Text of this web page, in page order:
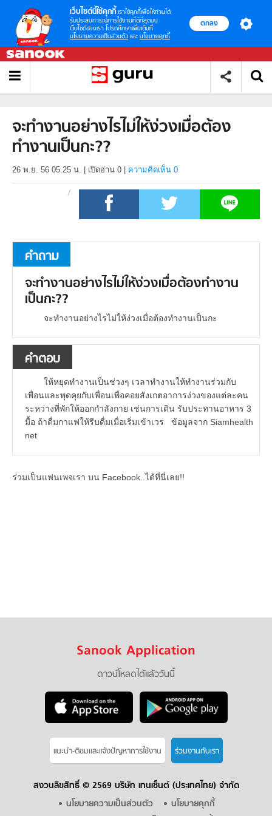
เว็บไซต์นี้ใช้คุกกี้ เราใช้คุกกี้เพื่อให้ท่านได้
รับประสบการณ์การใช้งานที่ดีที่สุดบน
เว็บไซต์ของเรา โปรดศึกษาเพิ่มเติมที่
นโยบายความเป็นส่วนตัว และ นโยบายคุกกี้
ตกลง
จะทำงานอย่างไรไม่ให้ง่วงเมื่อต้อง
ทำงานเป็นกะ??
26 พ.ย. 56 05.25 น. เปิดอ่าน 0 ความคิดเห็น 0
คำถาม
จะทำงานอย่างไรไม่ให้ง่วงเมื่อต้องทำงาน
เป็นกะ??
จะทำงานอย่างไรไม่ให้ง่วงเมื่อต้องทำงานเป็นกะ
คำตอบ
ให้หยุดทำงานเป็นช่วงๆ เวลาทำงานให้ทำงานร่วมกับ
เพื่อนและพุดคุยกับเพื่อนเพื่อคอยสังเกตอาการง่วงของแต่ละคน
ระหว่างที่พักให้ออกกำลังกาย เช่นการเดิน รับประทานอาหาร 3
มื้อ ถ้าดื่มกาแฟให้รีบดื่มเมื่อเริ่มเข้าเวร ข้อมูลจาก Siamhealth
net
ร่วมเป็นแฟนเพจเรา บน Facebook..ได้ที่นี่เลย!!
Sanook Application
ดาวน์โหลดได้แล้ววันนี้
แนะนำ-ติชมเเละแจ้งปัญหาการใช้งาน ร่วมงานกับเรา
สงวนลิขสิทธิ์ © 2569 บริษัท เทนเซ็นต์ (ประเทศไทย) จำกัด
นโยบายความเป็นส่วนตัว
นโยบายคุกกี้